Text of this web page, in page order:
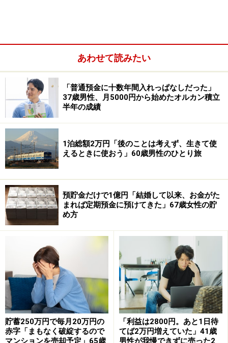
その他（企業年金や個人年金保険など）：なし
配偶者の年金や収入：老齢年金60万円（年額）、給与収
入150万円（年額）
「インフレでも年金額は変わらない」
現在の年金額に満足しているか、の問いに「満足してい
ない」と回答した今回の投稿者。
その理由について「インフレ（が原因で年金収入が支
出）に追いつかない」「生活費全般が値上げされ、賃金
水準も記録的にアップしたが、年金（額）は変わらな
あわせて読みたい
「普通預金に十数年間入れっぱなしだった」
37歳男性、月5000円から始めたオルカン積立
半年の成績
1泊総額2万円「後のことは考えず、生きて使
えるときに使おう」60歳男性のひとり旅
預貯金だけで1億円「結婚して以来、お金がた
まれば定期預金に預けてきた」67歳女性の貯
め方
貯蓄250万円で毎月20万円の
赤字「まもなく破綻するので
マンションを売却予定」65歳
「利益は2800円。あと1日待
てば2万円増えていた」41歳
男性が我慢できずに売った2